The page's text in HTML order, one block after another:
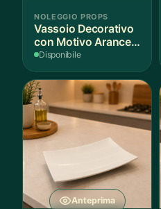
NOLEGGIO PROPS
Vassoio Decorativo
con Motivo Arance e
Foglie
Disponibile
Anteprima